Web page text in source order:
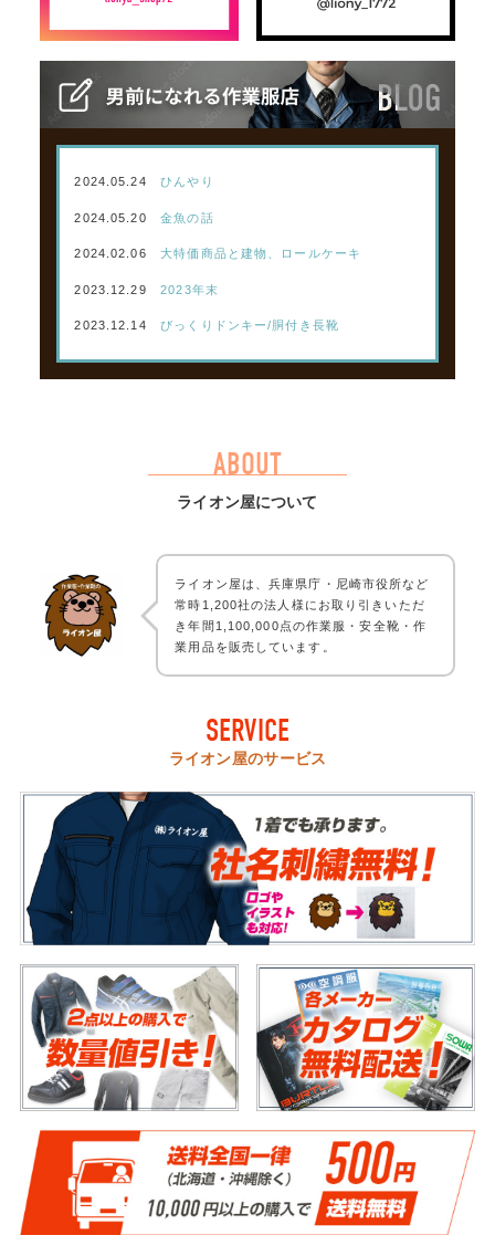
2024.05.24 ひんやり
2024.05.20 金魚の話
2024.02.06 大特価商品と建物、ロールケーキ
2023.12.29 2023年末
2023.12.14 びっくりドンキー/胴付き長靴
ABOUT
ライオン屋について
ライオン屋は、兵庫県庁・尼崎市役所など
常時1,200社の法人様にお取り引きいただ
き年間1,100,000点の作業服・安全靴・作
業用品を販売しています。
SERVICE
ライオン屋のサービス